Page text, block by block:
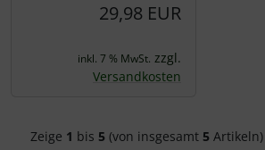
29,98 EUR
inkl. 7 % MwSt. zzgl.
Versandkosten
Zeige 1 bis 5 (von insgesamt 5 Artikeln)